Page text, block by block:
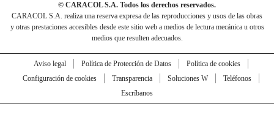
© CARACOL S.A. Todos los derechos reservados.
CARACOL S.A. realiza una reserva expresa de las reproducciones y usos de las obras
y otras prestaciones accesibles desde este sitio web a medios de lectura mecánica u otros
medios que resulten adecuados.
Aviso legal Política de Protección de Datos
Política de cookies
Configuración de cookies
Transparencia Soluciones W
Teléfonos
Escríbanos